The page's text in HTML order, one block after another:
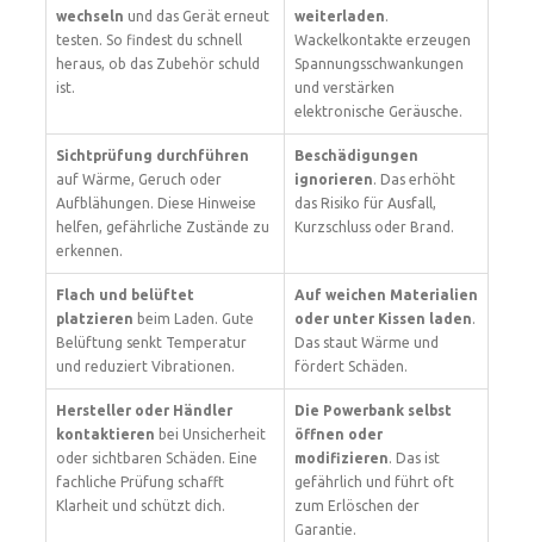
wechseln und das Gerät erneut
testen. So findest du schnell
heraus, ob das Zubehör schuld
ist.
weiterladen.
Wackelkontakte erzeugen
Spannungsschwankungen
und verstärken
elektronische Geräusche.
Sichtprüfung durchführen
auf Wärme, Geruch oder
Aufblähungen. Diese Hinweise
helfen, gefährliche Zustände zu
erkennen.
Beschädigungen
ignorieren. Das erhöht
das Risiko für Ausfall,
Kurzschluss oder Brand.
Flach und belüftet
platzieren beim Laden. Gute
Belüftung senkt Temperatur
und reduziert Vibrationen.
Auf weichen Materialien
oder unter Kissen laden.
Das staut Wärme und
fördert Schäden.
Hersteller oder Händler
kontaktieren bei Unsicherheit
oder sichtbaren Schäden. Eine
fachliche Prüfung schafft
Klarheit und schützt dich.
Die Powerbank selbst
öffnen oder
modifizieren. Das ist
gefährlich und führt oft
zum Erlöschen der
Garantie.